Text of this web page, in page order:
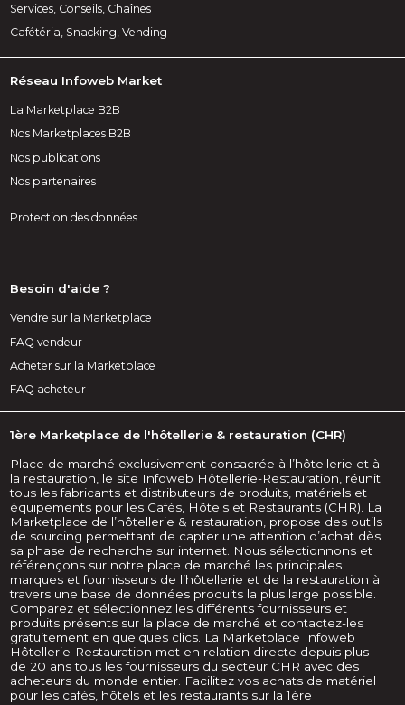
Services, Conseils, Chaînes
Cafétéria, Snacking, Vending
Réseau Infoweb Market
La Marketplace B2B
Nos Marketplaces B2B
Nos publications
Nos partenaires
Protection des données
Besoin d'aide ?
Vendre sur la Marketplace
FAQ vendeur
Acheter sur la Marketplace
FAQ acheteur
1ère Marketplace de l'hôtellerie & restauration (CHR)
Place de marché exclusivement consacrée à l’hôtellerie et à
la restauration, le site Infoweb Hôtellerie-Restauration, réunit
tous les fabricants et distributeurs de produits, matériels et
équipements pour les Cafés, Hôtels et Restaurants (CHR). La
Marketplace de l’hôtellerie & restauration, propose des outils
de sourcing permettant de capter une attention d’achat dès
sa phase de recherche sur internet. Nous sélectionnons et
référençons sur notre place de marché les principales
marques et fournisseurs de l’hôtellerie et de la restauration à
travers une base de données produits la plus large possible.
Comparez et sélectionnez les différents fournisseurs et
produits présents sur la place de marché et contactez-les
gratuitement en quelques clics. La Marketplace Infoweb
Hôtellerie-Restauration met en relation directe depuis plus
de 20 ans tous les fournisseurs du secteur CHR avec des
acheteurs du monde entier. Facilitez vos achats de matériel
pour les cafés, hôtels et les restaurants sur la 1ère